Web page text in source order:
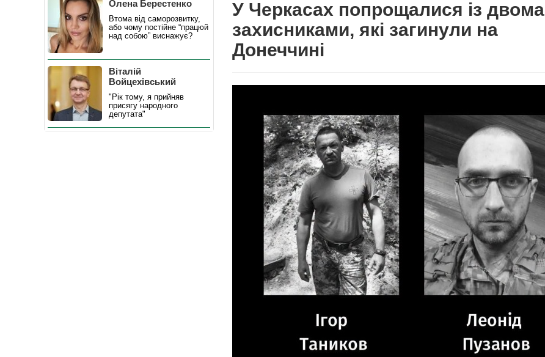
У Черкасах попрощалися із двома
захисниками, які загинули на
Донеччині
Олена Берестенко
Втома від саморозвитку,
або чому постійне “працюй
над собою” виснажує?
Віталій
Войцехівський
"Рік тому, я прийняв
присягу народного
депутата"